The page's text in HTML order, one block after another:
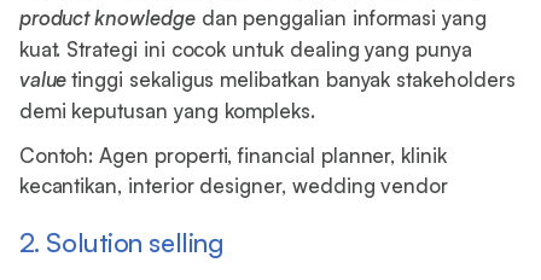
product knowledgedan penggalian informasi yang
kuat. Strategi ini cocok untuk dealing yang punya
valuetinggi sekaligus melibatkan banyak stakeholders
demi keputusan yang kompleks.
Contoh: Agen properti, financial planner, klinik
kecantikan, interior designer, wedding vendor
2. Solution selling